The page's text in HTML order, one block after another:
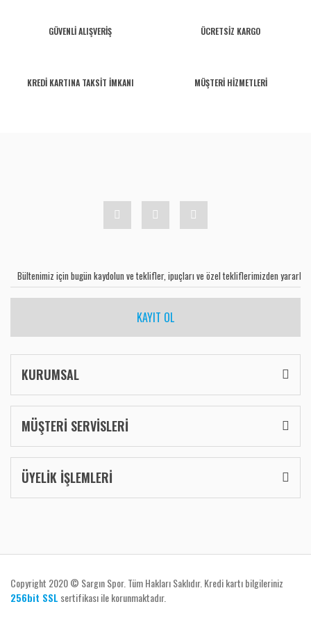
GÜVENLİ ALIŞVERİŞ ÜCRETSİZ KARGO
KREDİ KARTINA TAKSİT İMKANI MÜŞTERİ HİZMETLERİ
KAYIT OL
KURUMSAL
MÜŞTERİ SERVİSLERİ
ÜYELİK İŞLEMLERİ
Copyright 2020 © Sargın Spor. Tüm Hakları Saklıdır. Kredi kartı bilgileriniz
256bit SSL sertifikası ile korunmaktadır.